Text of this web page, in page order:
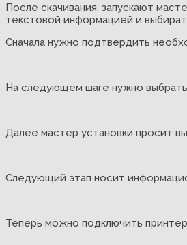
После скачивания, запускают
текстовой информацией и
Сначала нужно подтвердить
На следующем шаге нужно
Далее мастер установки просит
Следующий этап носит
Теперь можно подключить